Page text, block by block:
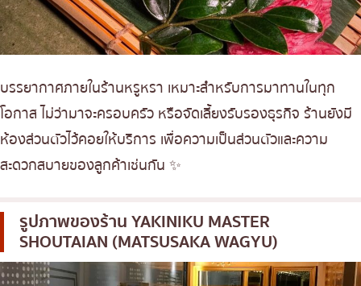
บรรยากาศภายในร้านหรูหรา เหมาะสำหรับการมาทานในทุก
โอกาส ไม่ว่ามาจะครอบครัว หรือจัดเลี้ยงรับรองธุรกิจ ร้านยังมี
ห้องส่วนตัวไว้คอยให้บริการ เพื่อความเป็นส่วนตัวและความ
สะดวกสบายของลูกค้าเช่นกัน ✨
รูปภาพของร้านYAKINIKU MASTER
SHOUTAIAN (MATSUSAKA WAGYU)